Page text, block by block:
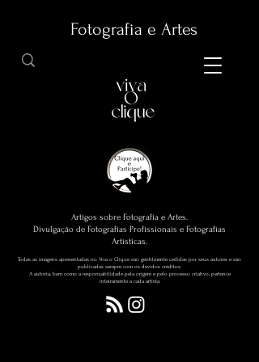
Fotografia e Artes
Artigos sobre Fotografia e Artes.
Divulgação de Fotografias Profissionais e Fotografias
Artísticas.
Todas as imagens apresentadas no Viva o Clique são gentilmente cedidas por seus autores e são
publicadas sempre com os devidos créditos.
A autoria, bem como a responsabilidade pela origem e pelo processo criativo, pertence
inteiramente a cada artista.